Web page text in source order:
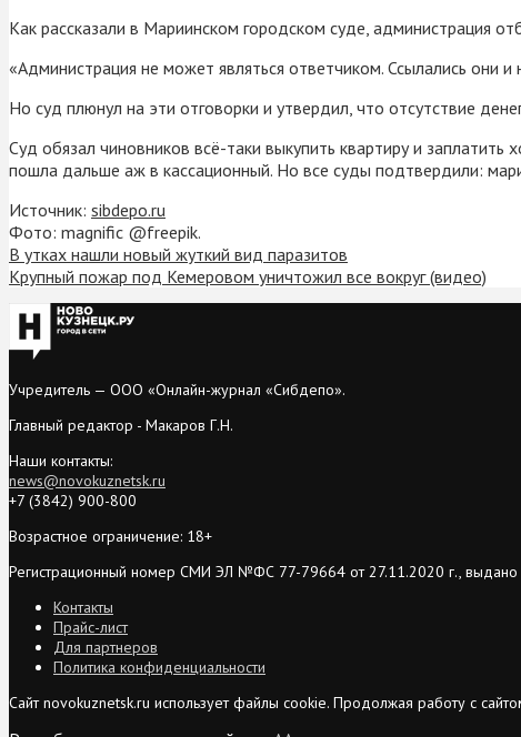
Как рассказали в Мариинском городском суде, администрация
«Администрация не может являться ответчиком. Ссылались они
Но суд плюнул на эти отговорки и утвердил, что отсутствие
Суд обязал чиновников всё-таки выкупить квартиру и
пошла дальше аж в кассационный. Но все суды подтвердили:
Источник: sibdepo.ru
Фото: magnific @freepik.
В утках нашли новый жуткий вид паразитов
Крупный пожар под Кемеровом уничтожил все вокруг (видео)
Учредитель — ООО «Онлайн-журнал «Сибдепо».
Главный редактор - Макаров Г.Н.
Наши контакты:
news@novokuznetsk.ru
+7 (3842) 900-800
Возрастное ограничение: 18+
Регистрационный номер СМИ ЭЛ №ФС 77-79664 от 27.11.2020 г.,
Контакты
Прайс-лист
Для партнеров
Политика конфиденциальности
Сайт novokuznetsk.ru использует файлы cookie. Продолжая работу с